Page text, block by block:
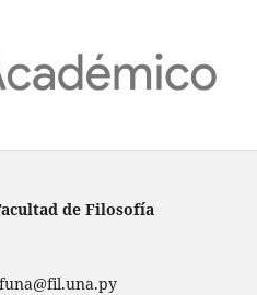
de Filosofía